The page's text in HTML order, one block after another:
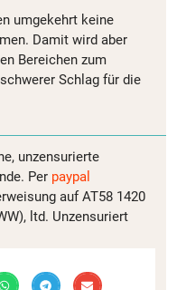
umgekehrt keine
Damit wird aber
Bereichen zum
Schlag für die
unzensurierte
Per paypal
auf AT58 1420
ltd. Unzensuriert